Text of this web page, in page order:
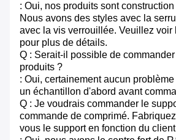
: Oui, nos produits sont
Nous avons des styles avec la
avec la vis verrouillée. Veuillez voir
pour plus de détails.
Q : Serait-il possible de
produits ?
: Oui, certainement aucun
un échantillon d'abord avant
Q : Je voudrais commander le
commande de comprimé.
vous le support en fonction du